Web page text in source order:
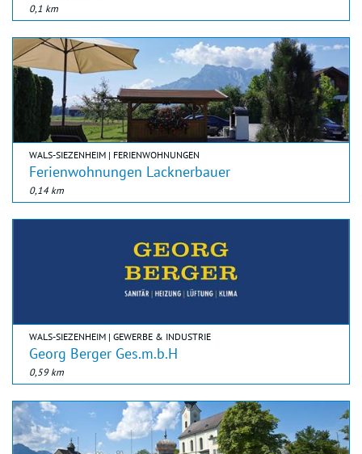
0,1 km
WALS-SIEZENHEIM | FERIENWOHNUNGEN
Ferienwohnungen Lacknerbauer
0,14 km
WALS-SIEZENHEIM | GEWERBE & INDUSTRIE
Georg Berger Ges.m.b.H
0,59 km